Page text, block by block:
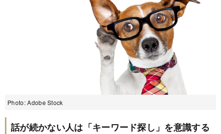
Photo: Adobe Stock
話が続かない人は「キーワード探し」を意識する